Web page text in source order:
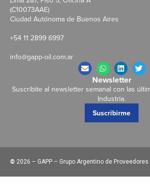
(C10073AAE)
Ciudad Autónoma de Buenos Aires
+54 11 2899 6997
info@gapp-oil.com.ar
Newsletter
Suscribite al newsletter semanal con las
Industria.
Suscribirme
© 2026 – GAPP – Grupo Argentino de